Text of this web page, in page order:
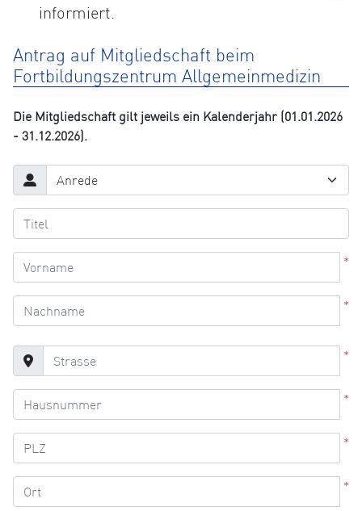
informiert.
Antrag auf Mitgliedschaft beim
Fortbildungszentrum Allgemeinmedizin
Die Mitgliedschaft gilt jeweils ein Kalenderjahr (01.01.2026
- 31.12.2026).
*
*
*
*
*
*